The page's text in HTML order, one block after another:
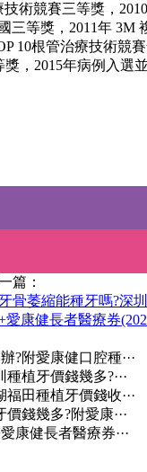
術競賽三等獎，
三等獎，2011年 3M
10根管治療技術競
，2015年病例入選
篇：
骨萎縮能種牙嗎?深
愛康健長者醫療券
?附愛康健口腔種···
植牙價錢幾多?···
田種植牙價錢收···
錢幾多?附愛康···
康健長者醫療券···